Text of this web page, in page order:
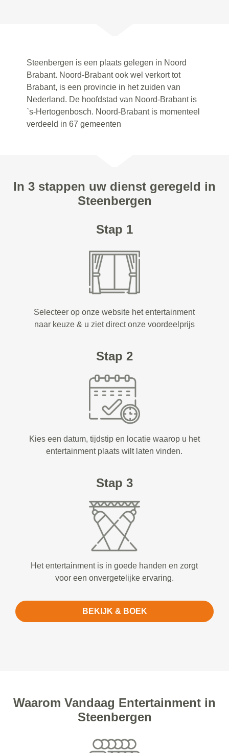
Steenbergen is een plaats gelegen in Noord
Brabant. Noord-Brabant ook wel verkort tot
Brabant, is een provincie in het zuiden van
Nederland. De hoofdstad van Noord-Brabant is
`s-Hertogenbosch. Noord-Brabant is momenteel
verdeeld in 67 gemeenten
In 3 stappen uw dienst geregeld in
Steenbergen
Stap 1
Selecteer op onze website het entertainment
naar keuze & u ziet direct onze voordeelprijs
Stap 2
Kies een datum, tijdstip en locatie waarop u het
entertainment plaats wilt laten vinden.
Stap 3
Het entertainment is in goede handen en zorgt
voor een onvergetelijke ervaring.
BEKIJK & BOEK
Waarom Vandaag Entertainment in
Steenbergen